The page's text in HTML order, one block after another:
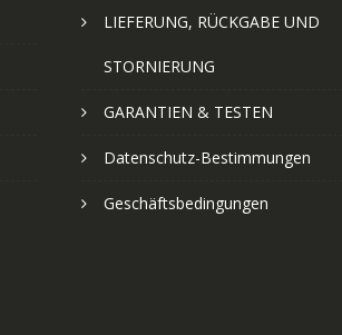
LIEFERUNG, RÜCKGABE UND
STORNIERUNG
GARANTIEN & TESTEN
Datenschutz-Bestimmungen
Geschäftsbedingungen